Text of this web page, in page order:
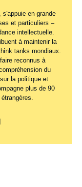
s'appuie en grande
et particuliers –
intellectuelle.
à maintenir la
tanks mondiaux.
reconnus à
du
la politique et
plus de 90